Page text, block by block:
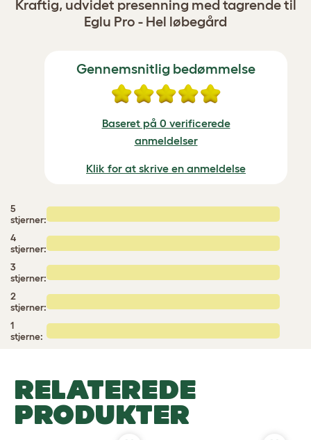
Kraftig, udvidet presenning med tagrende til
Eglu Pro - Hel løbegård
Gennemsnitlig bedømmelse
Baseret på 0 verificerede
anmeldelser
Klik for at skrive en anmeldelse
5
stjerner:
4
stjerner:
3
stjerner:
2
stjerner:
1
stjerne:
RELATEREDE
PRODUKTER